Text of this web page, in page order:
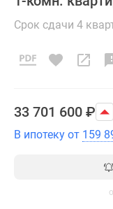
Срок сдачи 4
33 701 600 ₽
В ипотеку от 159